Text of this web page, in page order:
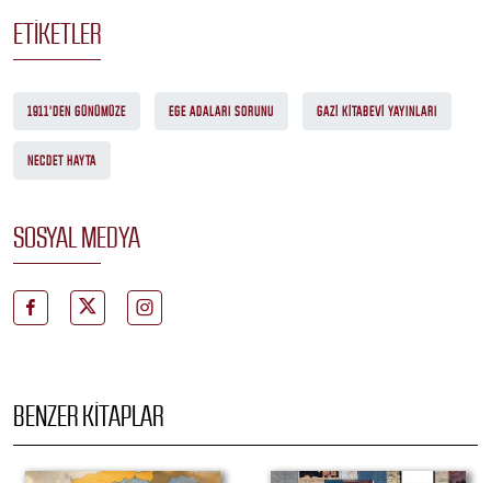
ETIKETLER
1911'DEN GÜNÜMÜZE EGE ADALARI SORUNU GAZI KITABEVI YAYINLARI
NECDET HAYTA
SOSYAL MEDYA
BENZER KITAPLAR